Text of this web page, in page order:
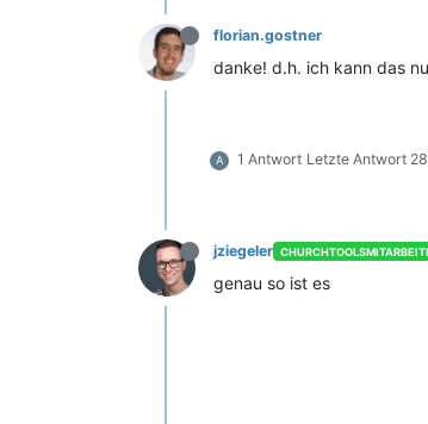
florian.gostner
danke! d.h. ich kann das
A 1 Antwort Letzte Antwort
jziegeler
genau so ist es